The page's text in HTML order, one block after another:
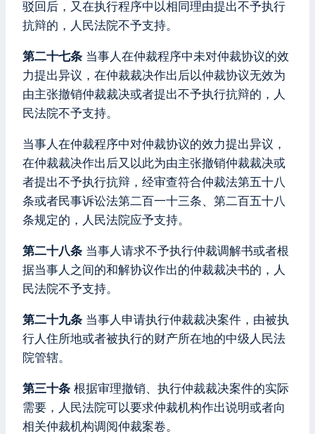
驳回后，又在执行程序中以相同理由提出不予执行
抗辩的，人民法院不予支持。
第二十七条 当事人在仲裁程序中未对仲裁协议的效
力提出异议，在仲裁裁决作出后以仲裁协议无效为
由主张撤销仲裁裁决或者提出不予执行抗辩的，人
民法院不予支持。
当事人在仲裁程序中对仲裁协议的效力提出异议，
在仲裁裁决作出后又以此为由主张撤销仲裁裁决或
者提出不予执行抗辩，经审查符合仲裁法第五十八
条或者民事诉讼法第二百一十三条、第二百五十八
条规定的，人民法院应予支持。
第二十八条 当事人请求不予执行仲裁调解书或者根
据当事人之间的和解协议作出的仲裁裁决书的，人
民法院不予支持。
第二十九条 当事人申请执行仲裁裁决案件，由被执
行人住所地或者被执行的财产所在地的中级人民法
院管辖。
第三十条 根据审理撤销、执行仲裁裁决案件的实际
需要，人民法院可以要求仲裁机构作出说明或者向
相关仲裁机构调阅仲裁案卷。